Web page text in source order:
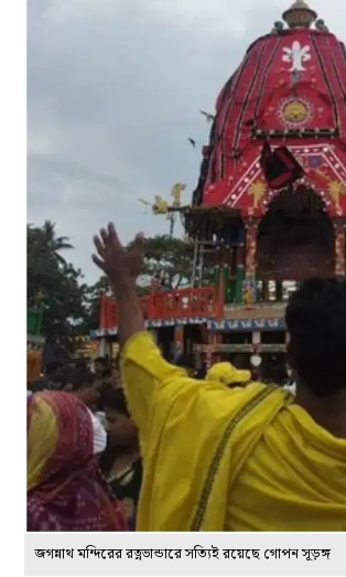
জগন্নাথ মন্দিরের রত্নভান্ডারে সত্যিই রয়েছে গোপন সূড়ঙ্গ